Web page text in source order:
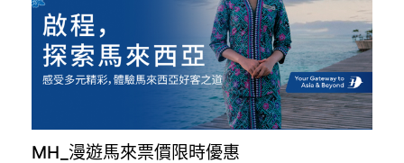
MH_漫遊馬來票價限時優惠